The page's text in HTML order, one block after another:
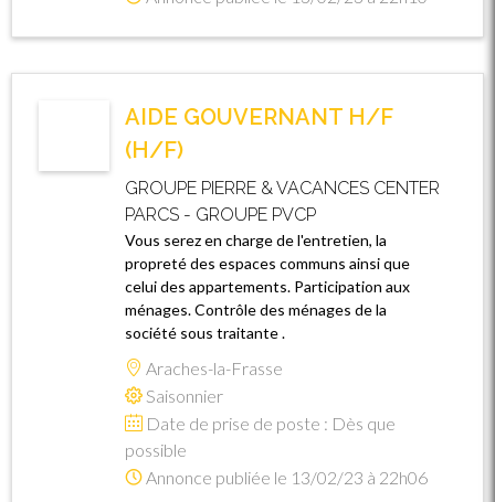
AIDE GOUVERNANT H/F
(H/F)
GROUPE PIERRE & VACANCES CENTER
PARCS - GROUPE PVCP
Vous serez en charge de l'entretien, la
propreté des espaces communs ainsi que
celui des appartements. Participation aux
ménages. Contrôle des ménages de la
société sous traitante .
Araches-la-Frasse
Saisonnier
Date de prise de poste : Dès que
possible
Annonce publiée le 13/02/23 à 22h06